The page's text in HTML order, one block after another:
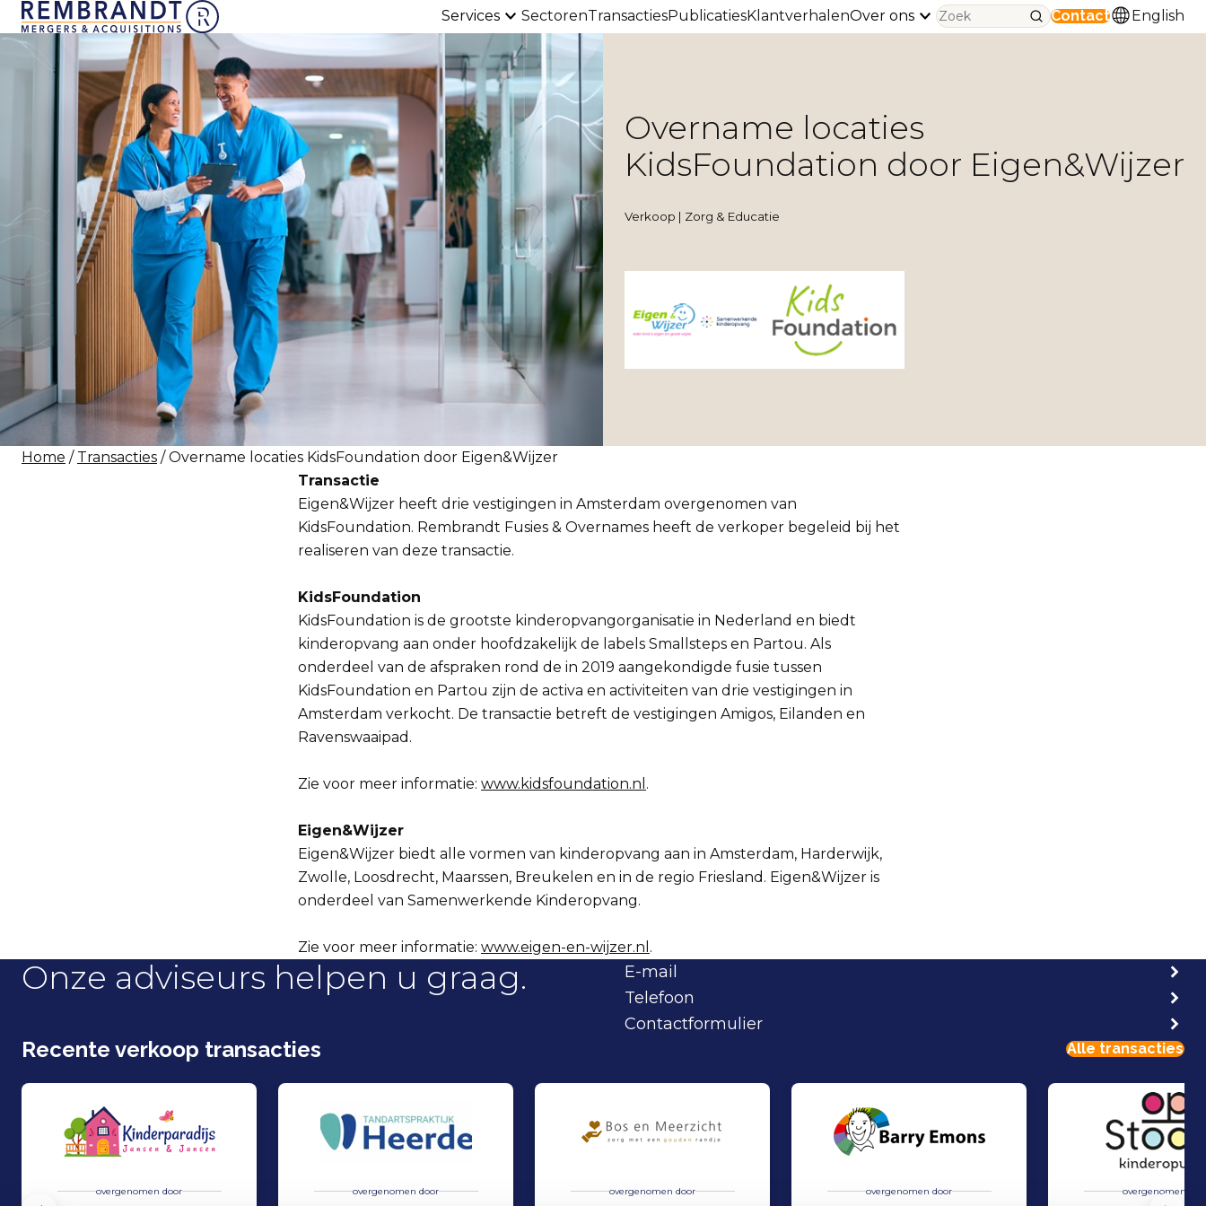
Services SectorenTransactiesPublicatiesKlantverhalenOver ons Contact English
Overname locaties
KidsFoundation door Eigen&Wijzer
Verkoop | Zorg & Educatie
Home / Transacties / Overname locaties KidsFoundation door Eigen&Wijzer
Transactie
Eigen&Wijzer heeft drie vestigingen in Amsterdam overgenomen van
KidsFoundation. Rembrandt Fusies & Overnames heeft de verkoper begeleid bij het
realiseren van deze transactie.
KidsFoundation
KidsFoundation is de grootste kinderopvangorganisatie in Nederland en biedt
kinderopvang aan onder hoofdzakelijk de labels Smallsteps en Partou. Als
onderdeel van de afspraken rond de in 2019 aangekondigde fusie tussen
KidsFoundation en Partou zijn de activa en activiteiten van drie vestigingen in
Amsterdam verkocht. De transactie betreft de vestigingen Amigos, Eilanden en
Ravenswaaipad.
Zie voor meer informatie: www.kidsfoundation.nl .
Eigen&Wijzer
Eigen&Wijzer biedt alle vormen van kinderopvang aan in Amsterdam, Harderwijk,
Zwolle, Loosdrecht, Maarssen, Breukelen en in de regio Friesland. Eigen&Wijzer is
onderdeel van Samenwerkende Kinderopvang.
Zie voor meer informatie: www.eigen-en-wijzer.nl .
Onze adviseurs helpen u graag.
E-mail
Telefoon
Contactformulier
Recente verkoop transacties Alle transacties
overgenomen door overgenomen door overgenomen door overgenomen door overgenomen